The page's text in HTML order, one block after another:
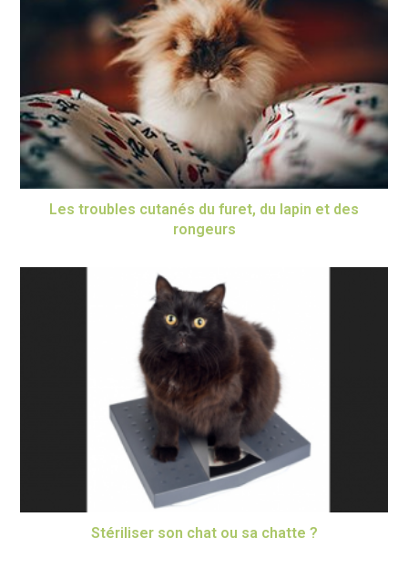
Les troubles cutanés du furet, du lapin et des
rongeurs
Stériliser son chat ou sa chatte ?